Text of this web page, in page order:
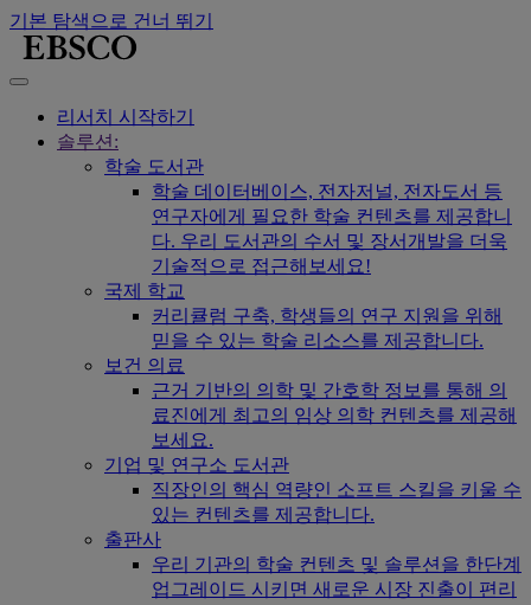
기본 탐색으로 건너 뛰기
리서치 시작하기
솔루션:
학술 도서관
학술 데이터베이스, 전자저널, 전자도서 등
연구자에게 필요한 학술 컨텐츠를 제공합니
다. 우리 도서관의 수서 및 장서개발을 더욱
기술적으로 접근해보세요!
국제 학교
커리큘럼 구축, 학생들의 연구 지원을 위해
믿을 수 있는 학술 리소스를 제공합니다.
보건 의료
근거 기반의 의학 및 간호학 정보를 통해 의
료진에게 최고의 임상 의학 컨텐츠를 제공해
보세요.
기업 및 연구소 도서관
직장인의 핵심 역량인 소프트 스킬을 키울 수
있는 컨텐츠를 제공합니다.
출판사
우리 기관의 학술 컨텐츠 및 솔루션을 한단계
업그레이드 시키면 새로운 시장 진출이 편리